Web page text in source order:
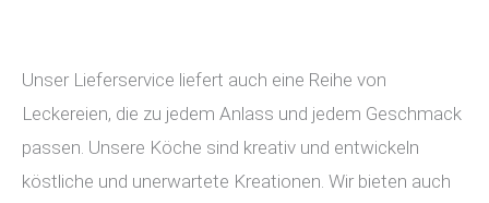
Unser Lieferservice liefert auch eine Reihe von
Leckereien, die zu jedem Anlass und jedem Geschmack
passen. Unsere Köche sind kreativ und entwickeln
köstliche und unerwartete Kreationen. Wir bieten auch